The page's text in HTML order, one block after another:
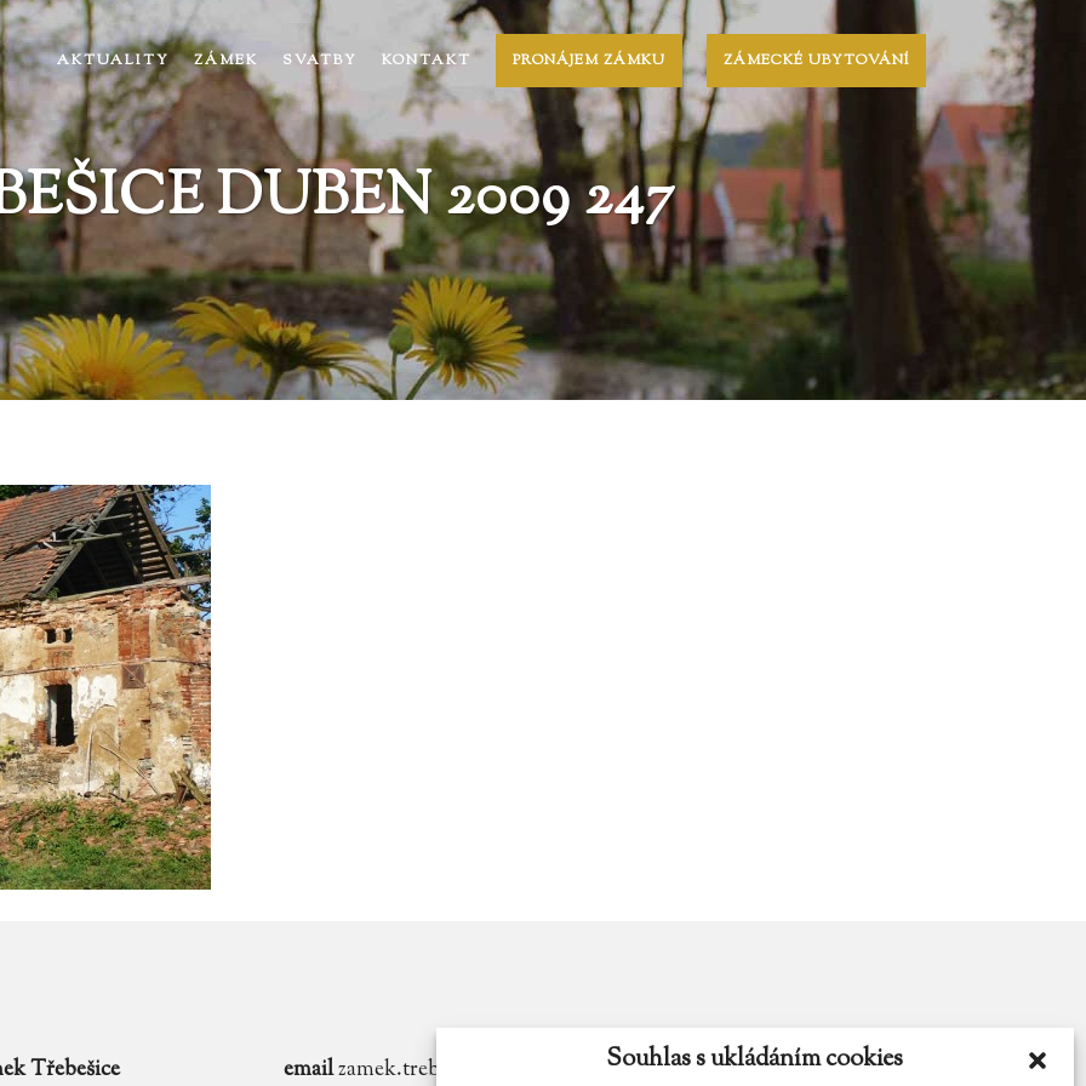
Souhlas s ukládáním cookies
AKTUALITY ZÁMEK SVATBY KONTAKT PRONÁJEM ZÁMKU ZÁMECKÉ UBYTOVÁNÍ
DUBEN 2009 247
Třebešice emailzamek.trebesice@volny.cz Najdete nás na Facebooku